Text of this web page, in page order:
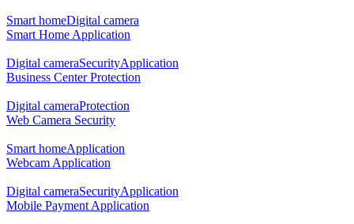
Smart homeDigital camera
Smart Home Application
Digital cameraSecurityApplication
Business Center Protection
Digital cameraProtection
Web Camera Security
Smart homeApplication
Webcam Application
Digital cameraSecurityApplication
Mobile Payment Application